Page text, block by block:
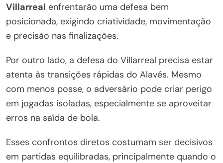
Villarreal enfrentarão uma defesa bem
posicionada, exigindo criatividade, movimentação
e precisão nas finalizações.
Por outro lado, a defesa do Villarreal precisa estar
atenta às transições rápidas do Alavés. Mesmo
com menos posse, o adversário pode criar perigo
em jogadas isoladas, especialmente se aproveitar
erros na saída de bola.
Esses confrontos diretos costumam ser decisivos
em partidas equilibradas, principalmente quando o